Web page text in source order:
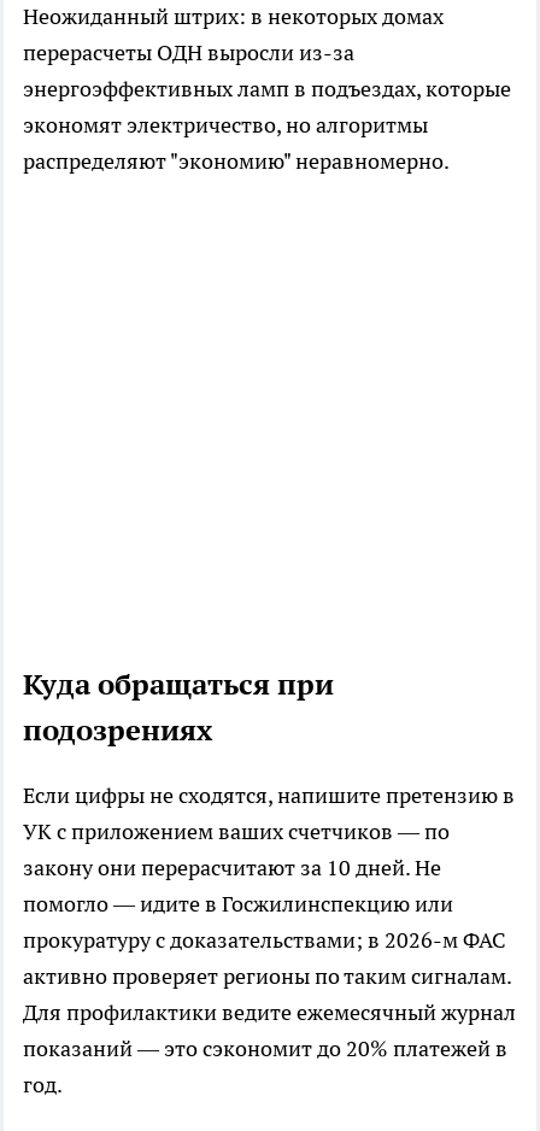
Неожиданный штрих: в некоторых домах
перерасчеты ОДН выросли из-за
энергоэффективных ламп в подъездах, которые
экономят электричество, но алгоритмы
распределяют "экономию" неравномерно.
Куда обращаться при
подозрениях
Если цифры не сходятся, напишите претензию в
УК с приложением ваших счетчиков — по
закону они перерасчитают за 10 дней. Не
помогло — идите в Госжилинспекцию или
прокуратуру с доказательствами; в 2026-м ФАС
активно проверяет регионы по таким сигналам.
Для профилактики ведите ежемесячный журнал
показаний — это сэкономит до 20% платежей в
год.